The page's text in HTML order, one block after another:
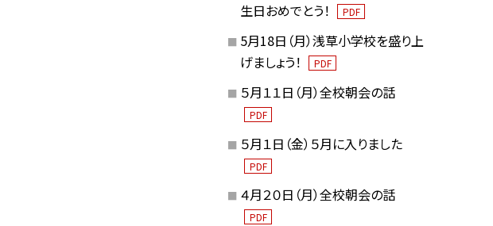
生日おめでとう！
PDF
5月18日（月）浅草小学校を盛り上
げましょう！
PDF
５月１１日（月）全校朝会の話
PDF
５月１日（金）５月に入りました
PDF
４月２０日（月）全校朝会の話
PDF